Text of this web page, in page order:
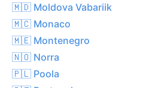
🇲🇩 Moldova Vabariik
🇲🇨 Monaco
🇲🇪 Montenegro
🇳🇴 Norra
🇵🇱 Poola